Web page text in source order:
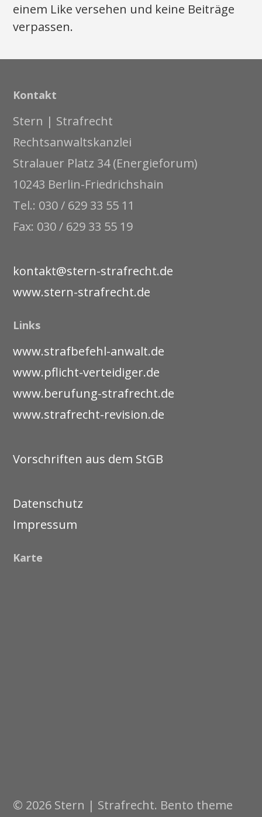
einem Like versehen und keine Beiträge
verpassen.
Kontakt
Stern | Strafrecht
Rechtsanwaltskanzlei
Stralauer Platz 34 (Energieforum)
10243 Berlin-Friedrichshain
Tel.: 030 / 629 33 55 11
Fax: 030 / 629 33 55 19
kontakt@stern-strafrecht.de
www.stern-strafrecht.de
Links
www.strafbefehl-anwalt.de
www.pflicht-verteidiger.de
www.berufung-strafrecht.de
www.strafrecht-revision.de
Vorschriften aus dem StGB
Datenschutz
Impressum
Karte
© 2026 Stern | Strafrecht. Bento theme